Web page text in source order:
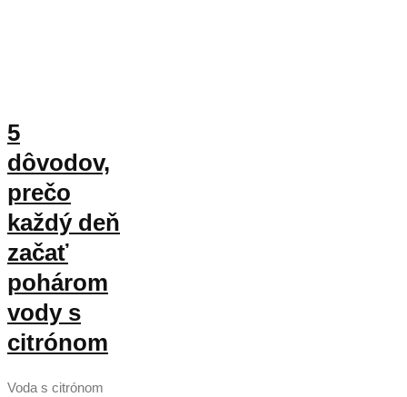
5
dôvodov,
prečo
každý deň
začať
pohárom
vody s
citrónom
Voda s citrónom